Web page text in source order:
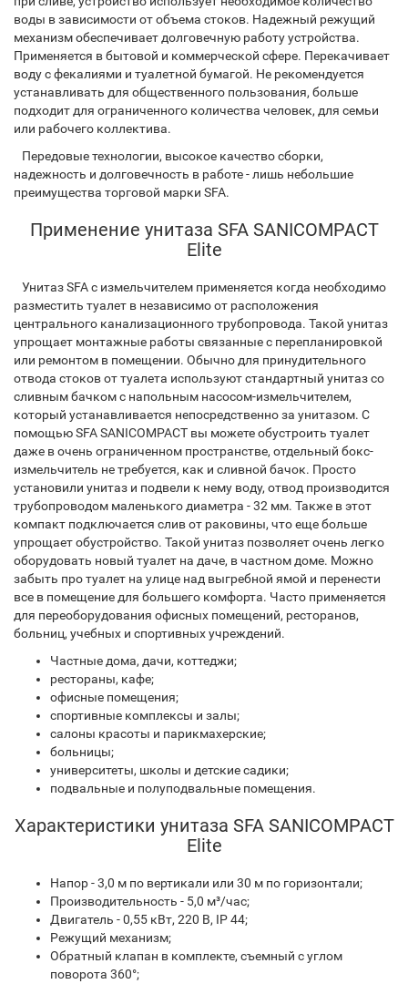
воды в зависимости от объема стоков. Надежный режущий
механизм обеспечивает долговечную работу устройства.
Применяется в бытовой и коммерческой сфере. Перекачивает
воду с фекалиями и туалетной бумагой. Не рекомендуется
устанавливать для общественного пользования, больше
подходит для ограниченного количества человек, для семьи
или рабочего коллектива.
Передовые технологии, высокое качество сборки,
надежность и долговечность в работе - лишь небольшие
преимущества торговой марки SFA.
Применение унитаза SFA SANICOMPACT
Elite
Унитаз SFA с измельчителем применяется когда необходимо
разместить туалет в независимо от расположения
центрального канализационного трубопровода. Такой унитаз
упрощает монтажные работы связанные с перепланировкой
или ремонтом в помещении. Обычно для принудительного
отвода стоков от туалета используют стандартный унитаз со
сливным бачком с напольным насосом-измельчителем,
который устанавливается непосредственно за унитазом. С
помощью SFA SANICOMPACT вы можете обустроить туалет
даже в очень ограниченном пространстве, отдельный бокс-
измельчитель не требуется, как и сливной бачок. Просто
установили унитаз и подвели к нему воду, отвод производится
трубопроводом маленького диаметра - 32 мм. Также в этот
компакт подключается слив от раковины, что еще больше
упрощает обустройство. Такой унитаз позволяет очень легко
оборудовать новый туалет на даче, в частном доме. Можно
забыть про туалет на улице над выгребной ямой и перенести
все в помещение для большего комфорта. Часто применяется
для переоборудования офисных помещений, ресторанов,
больниц, учебных и спортивных учреждений.
Частные дома, дачи, коттеджи;
рестораны, кафе;
офисные помещения;
спортивные комплексы и залы;
салоны красоты и парикмахерские;
больницы;
университеты, школы и детские садики;
подвальные и полуподвальные помещения.
Характеристики унитаза SFA SANICOMPACT
Elite
Напор - 3,0 м по вертикали или 30 м по горизонтали;
Производительность - 5,0 м³/час;
Двигатель - 0,55 кВт, 220 В, IP 44;
Режущий механизм;
Обратный клапан в комплекте, съемный с углом
поворота 360°;